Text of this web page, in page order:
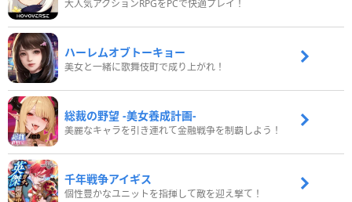
大人気アクションRPGをPCで快適プレイ！
ハーレムオブトーキョー
美女と一緒に歌舞伎町で成り上がれ！
総裁の野望 -美女養成計画-
美麗なキャラを引き連れて金融戦争を制覇しよう！
千年戦争アイギス
個性豊かなユニットを指揮して敵を迎え撃て！